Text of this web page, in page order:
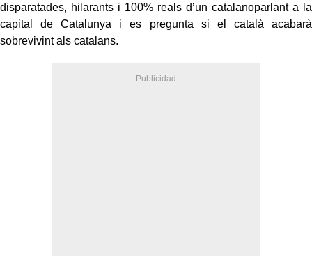
disparatades, hilarants i 100% reals d’un catalanoparlant a la
capital de Catalunya i es pregunta si el català acabarà
sobrevivint als catalans.